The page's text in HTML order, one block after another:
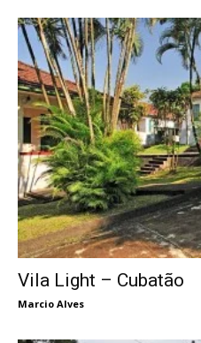
Vila Light – Cubatão
Marcio Alves